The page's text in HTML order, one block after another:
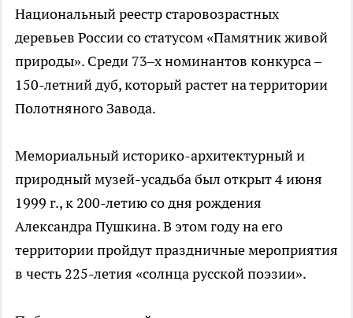
Национальный реестр старовозрастных
деревьев России со статусом «Памятник живой
природы». Среди 73–х номинантов конкурса –
150-летний дуб, который растет на территории
Полотняного Завода.
Мемориальный историко-архитектурный и
природный музей-усадьба был открыт 4 июня
1999 г., к 200-летию со дня рождения
Александра Пушкина. В этом году на его
территории пройдут праздничные мероприятия
в честь 225-летия «солнца русской поэзии».